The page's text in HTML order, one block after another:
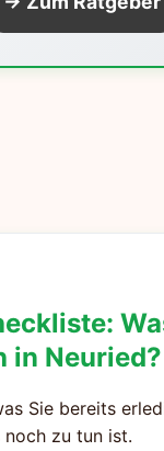
in Neuried?
Sie bereits
noch zu tun ist.